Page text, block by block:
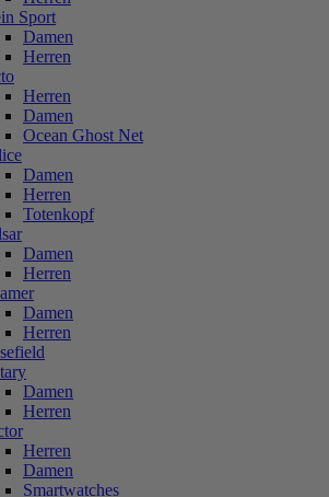
Sport
Damen
Herren
Herren
Damen
Ocean Ghost Net
Damen
Herren
Totenkopf
Damen
Herren
Damen
Herren
Damen
Herren
Herren
Damen
Smartwatches